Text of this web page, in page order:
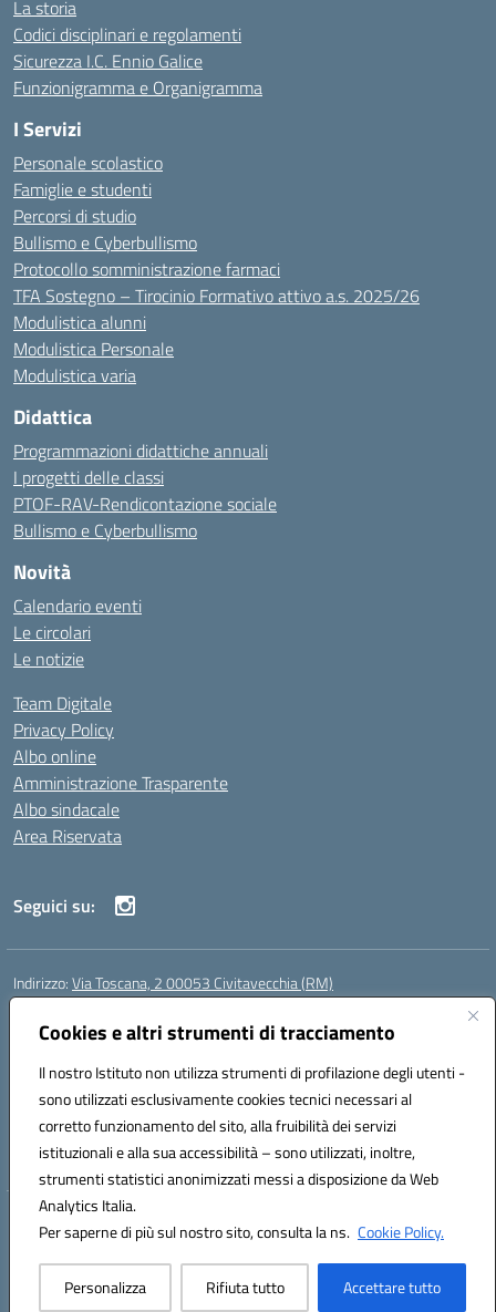
Cookies e altri strumenti di tracciamento
Il nostro Istituto non utilizza strumenti di profilazione degli utenti -
sono utilizzati esclusivamente cookies tecnici necessari al
corretto funzionamento del sito, alla fruibilità dei servizi
istituzionali e alla sua accessibilità – sono utilizzati, inoltre,
strumenti statistici anonimizzati messi a disposizione da Web
Analytics Italia.
Per saperne di più sul nostro sito, consulta la ns. Cookie Policy.
Personalizza Rifiuta tutto Accettare tutto
La storia
Codici disciplinari e regolamenti
Sicurezza I.C. Ennio Galice
Funzionigramma e Organigramma
I Servizi
Personale scolastico
Famiglie e studenti
Percorsi di studio
Bullismo e Cyberbullismo
Protocollo somministrazione farmaci
TFA Sostegno – Tirocinio Formativo attivo a.s. 2025/26
Modulistica alunni
Modulistica Personale
Modulistica varia
Didattica
Programmazioni didattiche annuali
I progetti delle classi
PTOF-RAV-Rendicontazione sociale
Bullismo e Cyberbullismo
Novità
Calendario eventi
Le circolari
Le notizie
Team Digitale
Privacy Policy
Albo online
Amministrazione Trasparente
Albo sindacale
Area Riservata
Seguici su:
Indirizzo:Via Toscana, 2 00053 Civitavecchia (RM)
Centralino:
Posta elettronica certificata (PEC):rmic8b900g@pec.istruzione.it
Codice fiscale: 91038380589
Codice meccanografico:RMIC8B900G
Codice Indice delle Pubbliche Amministrazioni (IPA): istsc_rmic8b900g
Codice unico di fatturazione (CUF): UFP4NO
Hosting & Powered by 3D Solution S.r.l.
Concept & Design by Designers Italia